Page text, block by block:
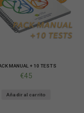
MANUAL + 10 TESTS
€45
Añadir al carrito